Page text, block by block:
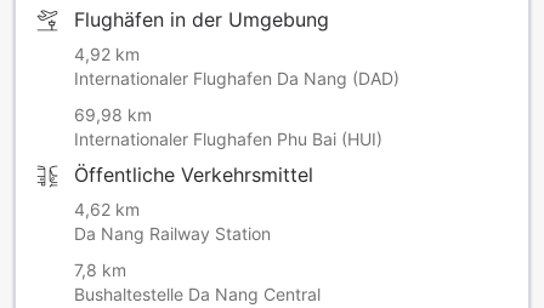
Flughäfen in der Umgebung
4,92 km
Internationaler Flughafen Da Nang (DAD)
69,98 km
Internationaler Flughafen Phu Bai (HUI)
Öffentliche Verkehrsmittel
4,62 km
Da Nang Railway Station
7,8 km
Bushaltestelle Da Nang Central